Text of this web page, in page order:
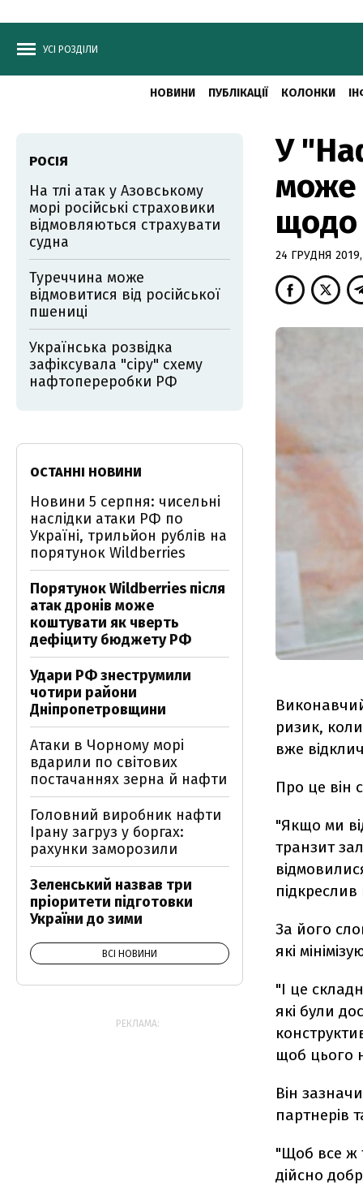
УСІ РОЗДІЛИ
НОВИНИ ПУБЛІКАЦІЇ КОЛОНКИ
У
може
щодо
24 ГРУДНЯ 2019,
ризик,
вже
Про це він
"Якщо ми
транзит
підкреслив
За його
які
"І це
які були
щоб цього
Він
партнерів
"Щоб все ж
дійсно
РОСІЯ
На тлі атак у Азовському
морі російські страховики
відмовляються страхувати
судна
Туреччина може
відмовитися від російської
пшениці
Українська розвідка
зафіксувала "сіру" схему
нафтопереробки РФ
ОСТАННІ НОВИНИ
Новини 5 серпня: чисельні
наслідки атаки РФ по
Україні, трильйон рублів на
порятунок Wildberries
Порятунок Wildberries після
атак дронів може
коштувати як чверть
дефіциту бюджету РФ
Удари РФ знеструмили
чотири райони
Дніпропетровщини
Атаки в Чорному морі
вдарили по світових
постачаннях зерна й нафти
Головний виробник нафти
Ірану загруз у боргах:
рахунки заморозили
Зеленський назвав три
пріоритети підготовки
України до зими
ВСІ НОВИНИ
РЕКЛАМА: